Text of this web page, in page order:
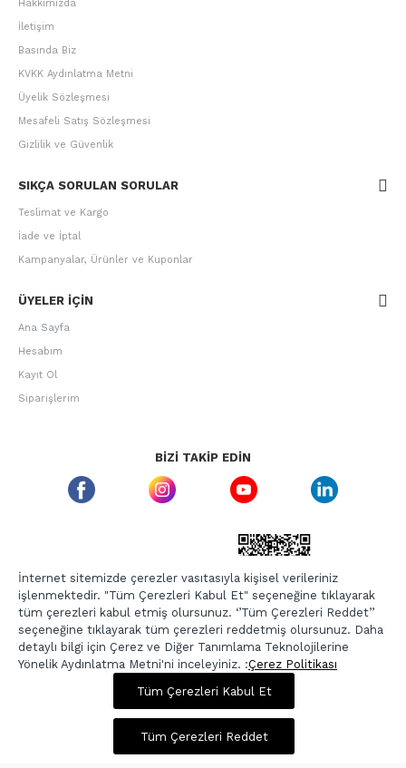
599,00 TL 2.395,00 TL
Sepette %20 İndirim
Hakkımızda
İletişim
Basında Biz
KVKK Aydınlatma Metni
Üyelik Sözleşmesi
Mesafeli Satış Sözleşmesi
Gizlilik ve Güvenlik
SIKÇA SORULAN SORULAR
Teslimat ve Kargo
İade ve İptal
Kampanyalar, Ürünler ve Kuponlar
ÜYELER IÇIN
Ana Sayfa
Hesabım
Kayıt Ol
Siparişlerim
BIZI TAKIP EDIN
ETBIS GÜVEN DAMGASI
Copyright © 2026, Berr-In.com, Tüm Hakları Saklıdır.
Tüm Çerezleri Kabul Et
İnternet sitemizde çerezler vasıtasıyla kişisel verileriniz
işlenmektedir. "Tüm Çerezleri Kabul Et" seçeneğine tıklayarak
tüm çerezleri kabul etmiş olursunuz. ‘’Tüm Çerezleri Reddet’’
seçeneğine tıklayarak tüm çerezleri reddetmiş olursunuz. Daha
detaylı bilgi için Çerez ve Diğer Tanımlama Teknolojilerine
Yönelik Aydınlatma Metni'ni inceleyiniz. :Çerez Politikası
Tüm Çerezleri Reddet